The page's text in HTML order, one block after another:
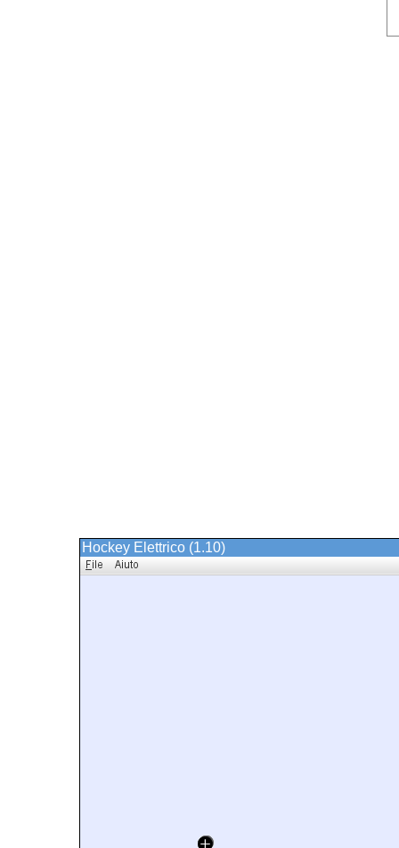
Hockey Elettrico (1.10)